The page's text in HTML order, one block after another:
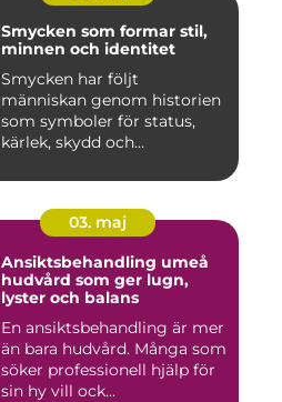
Smycken som formar stil,
minnen och identitet
Smycken har följt
människan genom historien
som symboler för status,
kärlek, skydd och
03. maj
Ansiktsbehandling umeå
hudvård som ger lugn,
lyster och balans
En ansiktsbehandling är mer
än bara hudvård. Många som
söker professionell hjälp för
sin hy vill ock...